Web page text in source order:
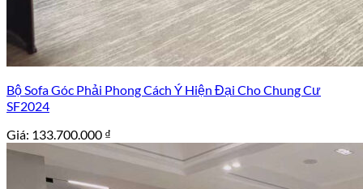
Bộ Sofa Góc Phải Phong Cách Ý Hiện Đại Cho Chung Cư
SF2024
Giá: 133.700.000 ₫